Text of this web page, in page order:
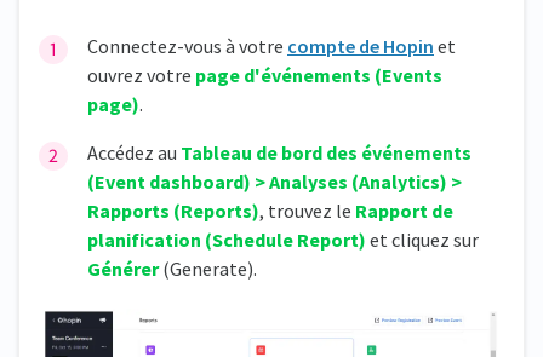
Connectez-vous à votre compte de Hopin et
ouvrez votre page d'événements (Events
page).
Accédez au Tableau de bord des événements
(Event dashboard) > Analyses (Analytics) >
Rapports (Reports), trouvez le Rapport de
planification (Schedule Report) et cliquez sur
Générer(Generate).